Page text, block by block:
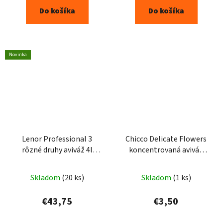
Do košíka Do košíka
Novinka
Lenor Professional 3
rôzné druhy aviváž 4l
Skladom (20 ks)
€43,75
Chicco Delicate Flowers
koncentrovaná aviváž
Skladom (1 ks)
€3,50